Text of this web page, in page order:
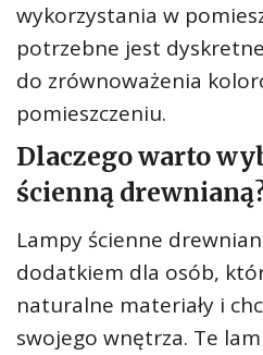
wykorzystania w
potrzebne jest
do zrównoważenia
pomieszczeniu.
Dlaczego warto
ścienną
Lampy ścienne
dodatkiem dla osób,
naturalne materiały i
swojego wnętrza. Te